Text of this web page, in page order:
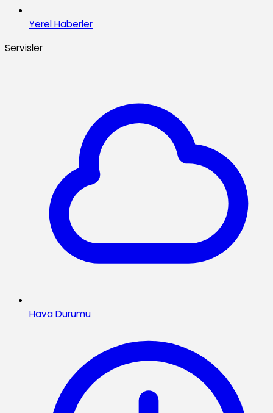
Yerel Haberler
Servisler
Hava Durumu